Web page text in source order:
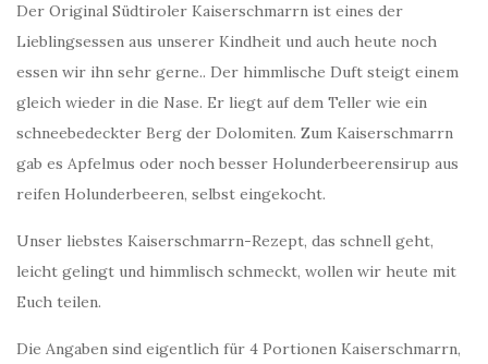
Der Original Südtiroler Kaiserschmarrn ist eines der
Lieblingsessen aus unserer Kindheit und auch heute noch
essen wir ihn sehr gerne.. Der himmlische Duft steigt einem
gleich wieder in die Nase. Er liegt auf dem Teller wie ein
schneebedeckter Berg der Dolomiten. Zum Kaiserschmarrn
gab es Apfelmus oder noch besser Holunderbeerensirup aus
reifen Holunderbeeren, selbst eingekocht.
Unser liebstes Kaiserschmarrn-Rezept, das schnell geht,
leicht gelingt und himmlisch schmeckt, wollen wir heute mit
Euch teilen.
Die Angaben sind eigentlich für 4 Portionen Kaiserschmarrn,